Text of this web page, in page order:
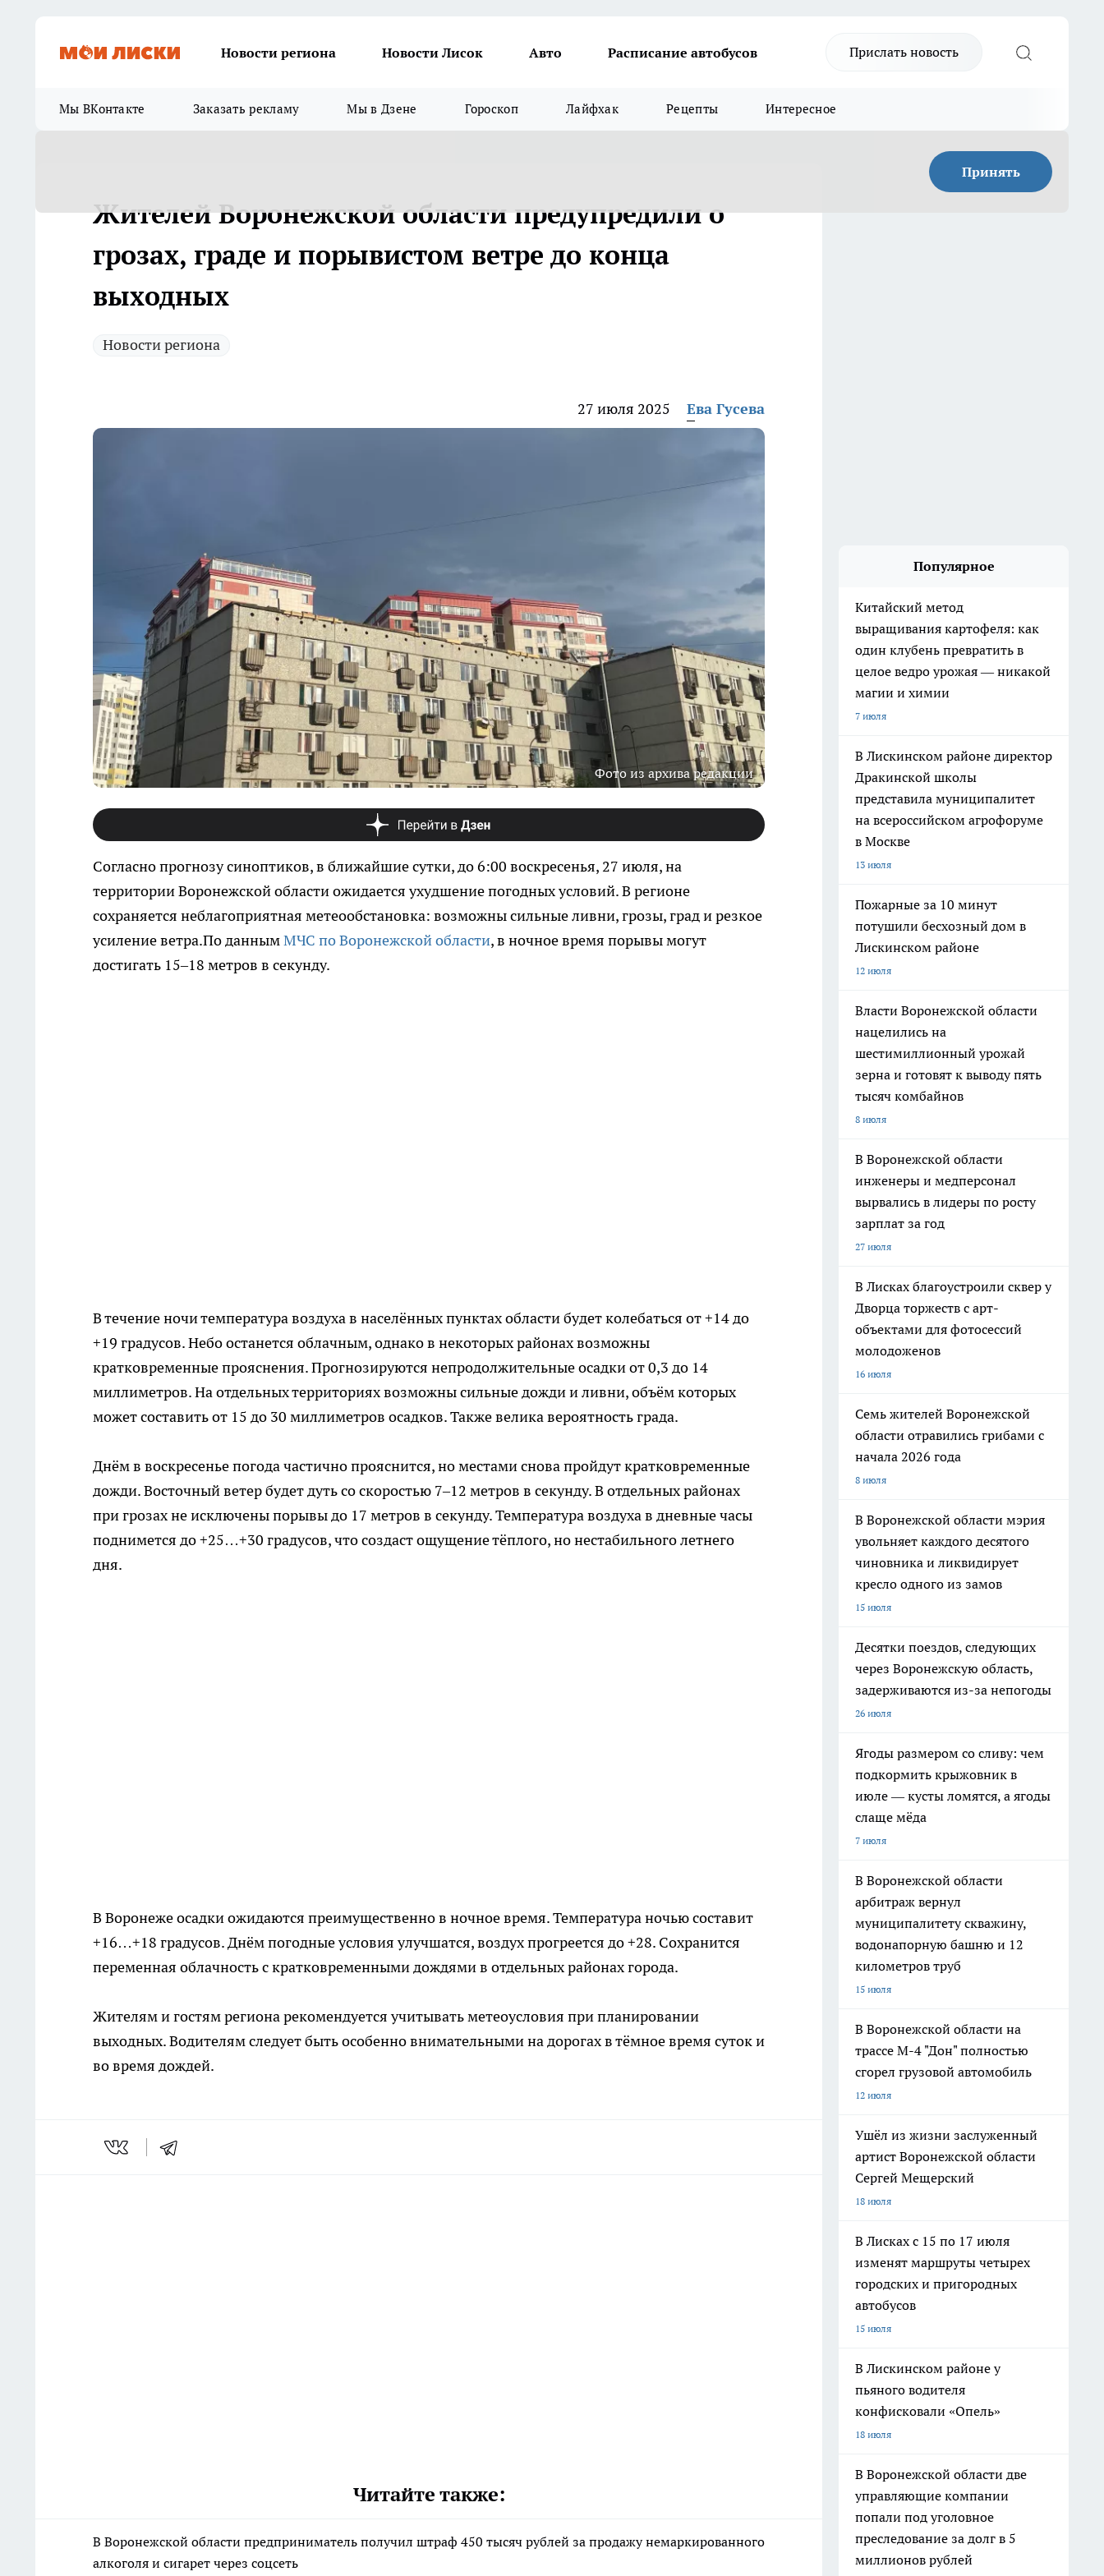
Новости региона Новости Лисок Авто Расписание автобусов Прислать новость
Мы ВКонтакте Заказать рекламу Мы в Дзене Гороскоп Лайфхак Рецепты Интересное
Принять
Жителей Воронежской области предупредили о
грозах, граде и порывистом ветре до конца
выходных
Новости региона
27 июля 2025 Ева Гусева
Фото из архива редакции
Согласно прогнозу синоптиков, в ближайшие сутки, до 6:00 воскресенья, 27 июля, на
территории Воронежской области ожидается ухудшение погодных условий. В регионе
сохраняется неблагоприятная метеообстановка: возможны сильные ливни, грозы, град и резкое
усиление ветра.По даннымМЧС по Воронежской области, в ночное время порывы могут
достигать 15–18 метров в секунду.
В течение ночи температура воздуха в населённых пунктах области будет колебаться от +14 до
+19 градусов. Небо останется облачным, однако в некоторых районах возможны
кратковременные прояснения. Прогнозируются непродолжительные осадки от 0,3 до 14
миллиметров. На отдельных территориях возможны сильные дожди и ливни, объём которых
может составить от 15 до 30 миллиметров осадков. Также велика вероятность града.
Днём в воскресенье погода частично прояснится, но местами снова пройдут кратковременные
дожди. Восточный ветер будет дуть со скоростью 7–12 метров в секунду. В отдельных районах
при грозах не исключены порывы до 17 метров в секунду. Температура воздуха в дневные часы
поднимется до +25…+30 градусов, что создаст ощущение тёплого, но нестабильного летнего
дня.
В Воронеже осадки ожидаются преимущественно в ночное время. Температура ночью составит
+16…+18 градусов. Днём погодные условия улучшатся, воздух прогреется до +28. Сохранится
переменная облачность с кратковременными дождями в отдельных районах города.
Жителям и гостям региона рекомендуется учитывать метеоусловия при планировании
выходных. Водителям следует быть особенно внимательными на дорогах в тёмное время суток и
во время дождей.
Читайте также:
В Воронежской области предприниматель получил штраф 450 тысяч рублей за продажу немаркированного
алкоголя и сигарет через соцсеть
Популярное
Китайский метод
выращивания картофеля: как
один клубень превратить в
целое ведро урожая — никакой
магии и химии
7 июля
В Лискинском районе директор
Дракинской школы
представила муниципалитет
на всероссийском агрофоруме
в Москве
13 июля
Пожарные за 10 минут
потушили бесхозный дом в
Лискинском районе
12 июля
Власти Воронежской области
нацелились на
шестимиллионный урожай
зерна и готовят к выводу пять
тысяч комбайнов
8 июля
В Воронежской области
инженеры и медперсонал
вырвались в лидеры по росту
зарплат за год
27 июля
В Лисках благоустроили сквер у
Дворца торжеств с арт-
объектами для фотосессий
молодоженов
16 июля
Семь жителей Воронежской
области отравились грибами с
начала 2026 года
8 июля
В Воронежской области мэрия
увольняет каждого десятого
чиновника и ликвидирует
кресло одного из замов
15 июля
Десятки поездов, следующих
через Воронежскую область,
задерживаются из-за непогоды
26 июля
Ягоды размером со сливу: чем
подкормить крыжовник в
июле — кусты ломятся, а ягоды
слаще мёда
7 июля
В Воронежской области
арбитраж вернул
муниципалитету скважину,
водонапорную башню и 12
километров труб
15 июля
В Воронежской области на
трассе М-4 "Дон" полностью
сгорел грузовой автомобиль
12 июля
Ушёл из жизни заслуженный
артист Воронежской области
Сергей Мещерский
18 июля
В Лисках с 15 по 17 июля
изменят маршруты четырех
городских и пригородных
автобусов
15 июля
В Лискинском районе у
пьяного водителя
конфисковали «Опель»
18 июля
В Воронежской области две
управляющие компании
попали под уголовное
преследование за долг в 5
миллионов рублей